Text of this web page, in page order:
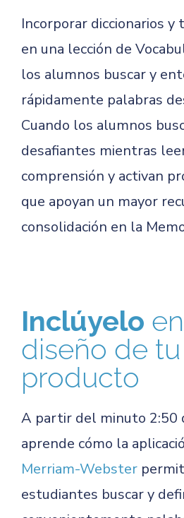
Incorporar diccionarios y
en una lección de
los alumnos buscar y
rápidamente palabras
Cuando los alumnos
desafiantes mientras
comprensión y activan
que apoyan un mayor
consolidación en la
Inclúyelo
diseño de tu
producto
A partir del minuto 2:50
aprende cómo la
Merriam-Webster
estudiantes buscar y